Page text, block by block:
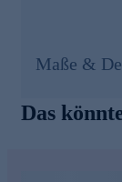
Maße &
Das